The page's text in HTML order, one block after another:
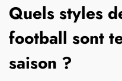
Quels styles
football sont
saison ?